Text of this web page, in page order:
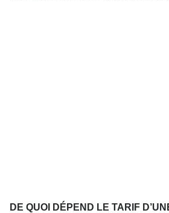
DE QUOI DÉPEND LE TARIF